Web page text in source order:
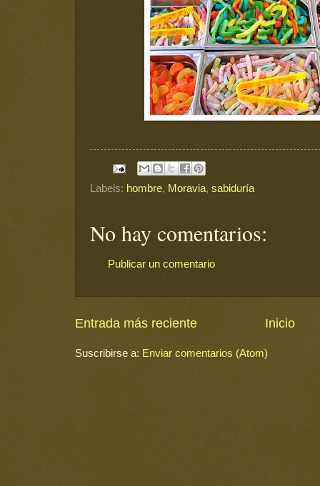
Labels: hombre, Moravia, sabiduría
No hay comentarios:
Publicar un comentario
Entrada más reciente Inicio
Suscribirse a: Enviar comentarios (Atom)